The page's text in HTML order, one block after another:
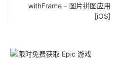
withFrame – 图片拼图应用
[iOS]